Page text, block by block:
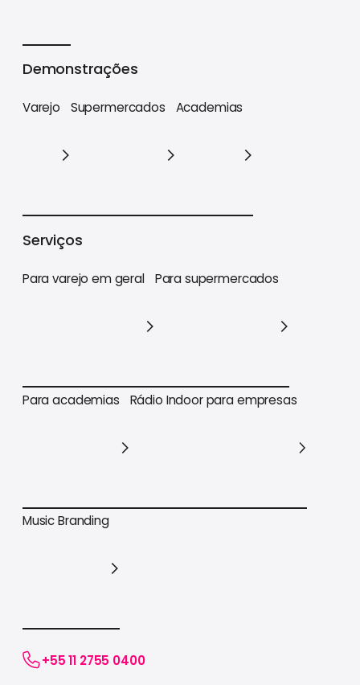
Demonstrações
Varejo Supermercados Academias
Serviços
Para varejo em geral
Para varejo em geral
Para supermercados
Para supermercados
Para academias
Para academias
Rádio Indoor para empresas
Music Branding
+55 11 2755 0400